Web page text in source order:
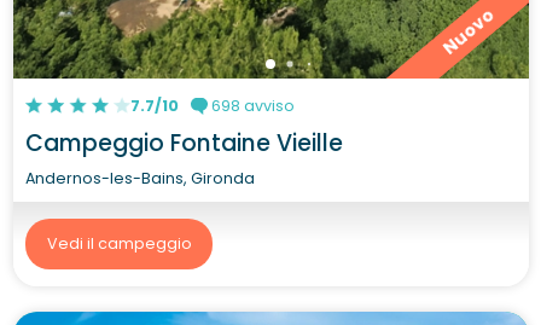
Nuovo
7.7/10 698 avviso
Campeggio Fontaine Vieille
Andernos-les-Bains, Gironda
Vedi il campeggio